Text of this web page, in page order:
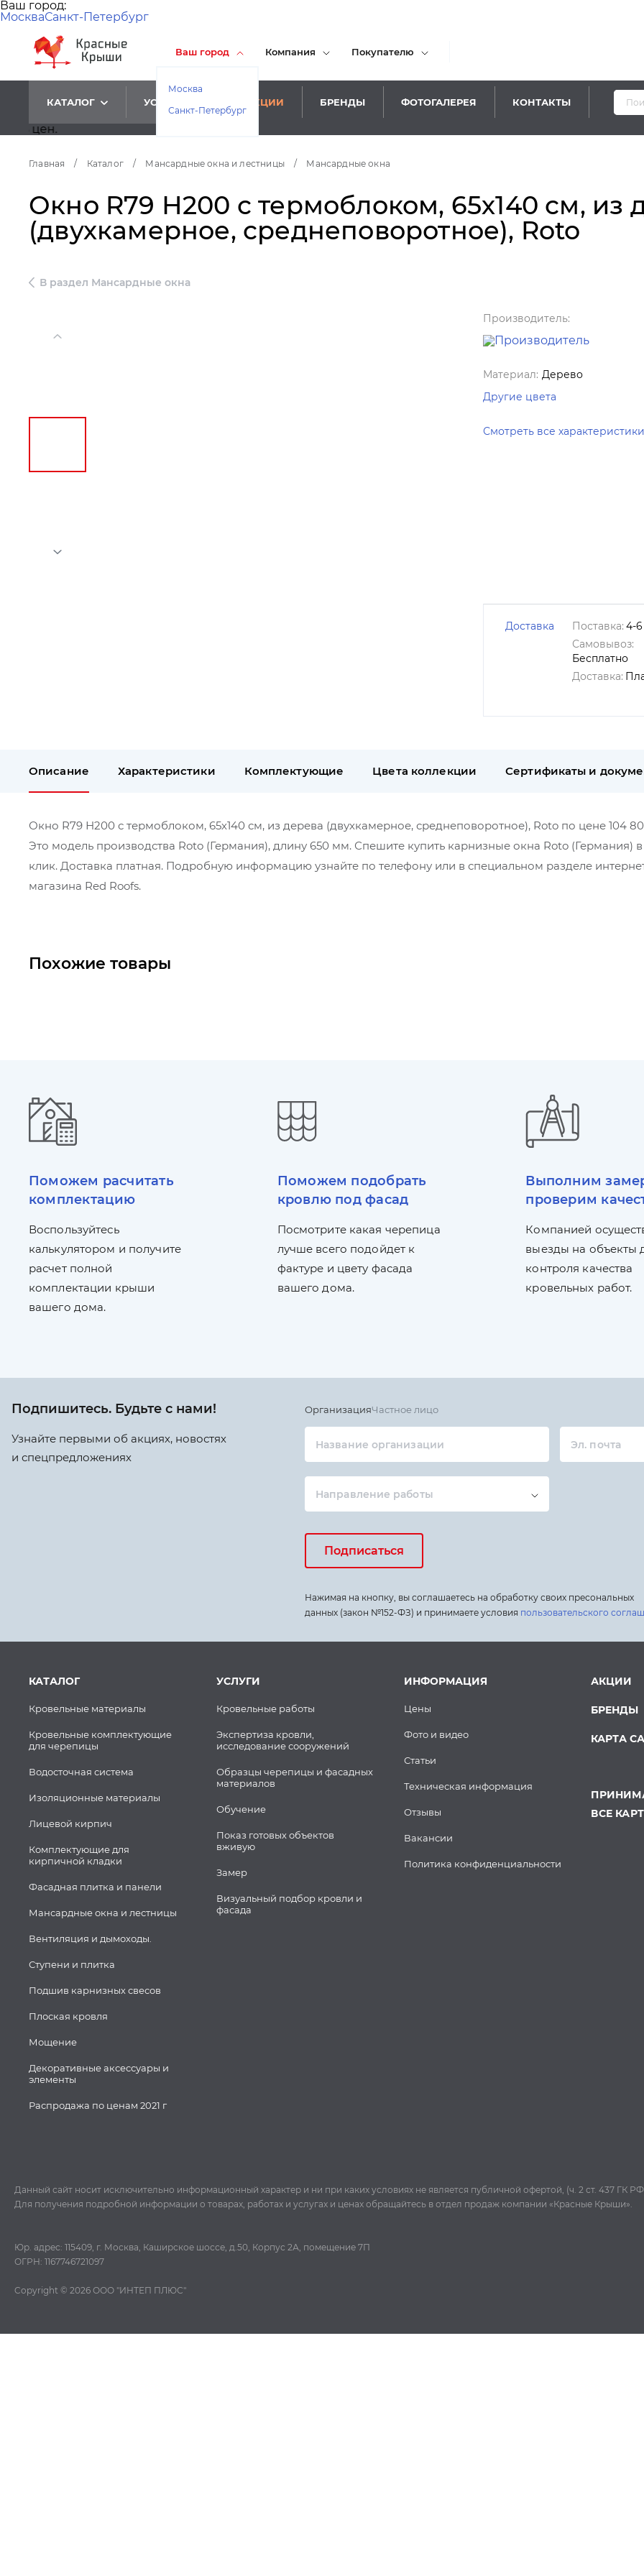
Ваш город:
МоскваСанкт-Петербург
Ваш город
Москва
Санкт-Петербург
Компания Покупателю
КАТАЛОГ УСЛУГИ АКЦИИ БРЕНДЫ ФОТОГАЛЕРЕЯ КОНТАКТЫ
Главная / Каталог / Мансардные окна и лестницы / Мансардные окна
Окно R79 Н200 с термоблоком, 65х140 см, из
(двухкамерное, среднеповоротное), Roto
В раздел Мансардные окна
Производитель:
Материал: Дерево
Другие цвета
Смотреть все характеристики
Доставка Поставка: 4-
Самовывоз:
Бесплатно
Доставка:
Описание Характеристики Комплектующие Цвета коллекции Сертификаты и
Окно R79 Н200 с термоблоком, 65х140 см, из дерева (двухкамерное, среднеповоротное), Roto по цене 104
Это модель производства Roto (Германия), длину 650 мм. Спешите купить карнизные окна Roto (Германия)
клик. Доставка платная. Подробную информацию узнайте по телефону или в специальном разделе
магазина Red Roofs.
Похожие товары
Поможем расчитать
комплектацию
Воспользуйтесь
калькулятором и получите
расчет полной
комплектации крыши
вашего дома.
Поможем подобрать
кровлю под фасад
Посмотрите какая черепица
лучше всего подойдет к
фактуре и цвету фасада
вашего дома.
Выполним
проверим
Компанией
выезды на объекты
контроля качества
кровельных работ.
Подпишитесь. Будьте с нами!
Узнайте первыми об акциях, новостях
и спецпредложениях
ОрганизацияЧастное лицо
Название организации Эл. почта
Направление работы
Подписаться
Нажимая на кнопку, вы соглашаетесь на обработку своих пресональных
данных (закон №152-ФЗ) и принимаете условия пользовательского
КАТАЛОГ
Кровельные материалы
Кровельные комплектующие
для черепицы
Водосточная система
Изоляционные материалы
Лицевой кирпич
Комплектующие для
кирпичной кладки
Фасадная плитка и панели
Мансардные окна и лестницы
Вентиляция и дымоходы.
Ступени и плитка
Подшив карнизных свесов
Плоская кровля
Мощение
Декоративные аксессуары и
элементы
Распродажа по ценам 2021 г
УСЛУГИ
Кровельные работы
Экспертиза кровли,
исследование сооружений
Образцы черепицы и фасадных
материалов
Обучение
Показ готовых объектов
вживую
Замер
Визуальный подбор кровли и
фасада
ИНФОРМАЦИЯ
Цены
Фото и видео
Статьи
Техническая информация
Отзывы
Вакансии
Политика конфиденциальности
АКЦИИ
БРЕНДЫ
КАРТА
ВСЕ
Данный сайт носит исключительно информационный характер и ни при каких условиях не является публичной офертой, (ч. 2 ст. 437 ГК
Для получения подробной информации о товарах, работах и услугах и ценах обращайтесь в отдел продаж компании «Красные Крыши».
Юр. адрес: 115409, г. Москва, Каширское шоссе, д.50, Корпус 2А, помещение 7П
ОГРН: 1167746721097
Copyright © 2026 ООО "ИНТЕП ПЛЮС"